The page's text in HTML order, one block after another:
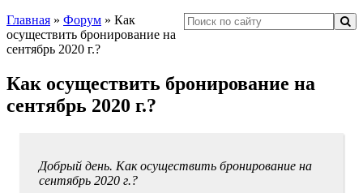
Главная » Форум » Как
осуществить бронирование на
сентябрь 2020 г.?
Как осуществить бронирование на
сентябрь 2020 г.?
Добрый день. Как осуществить бронирование на
сентябрь 2020 г.?